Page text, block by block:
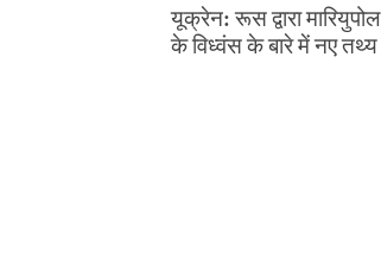
यूक्रेन: रूस द्वारा मारियुपोल
के विध्वंस के बारे में नए तथ्य